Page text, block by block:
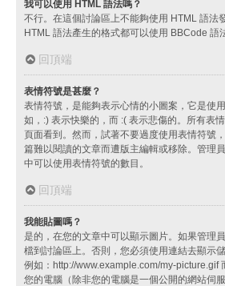
我可以使用 HTML 語法嗎？
不行。在這個討論區上不能夠使用 HTML 語法
HTML 語法產生的格式都可以使用 BBCode 語
回頂端
表情符號是甚麼？
表情符號，是能夠表示心情的小圖案，它是使
如，:) 表示快樂的，而 :( 表示悲傷的。所有表
頁面看到。然而，試著不要過度使用表情符號
篇難以閱讀的文章而遭版主編輯或移除。管理
中可以使用表情符號的數目。
回頂端
我能貼圖嗎？
是的，在您的文章中可以顯示圖片。如果管理
檔到討論區上。否則，您必須使用連結去顯示
例如：http://www.example.com/my-picture.gif
您的電腦（除非您的電腦是一個公開的網站伺